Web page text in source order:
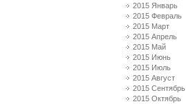
2015 Январь
2015 Февраль
2015 Март
2015 Апрель
2015 Май
2015 Июнь
2015 Июль
2015 Август
2015 Сентябрь
2015 Октябрь